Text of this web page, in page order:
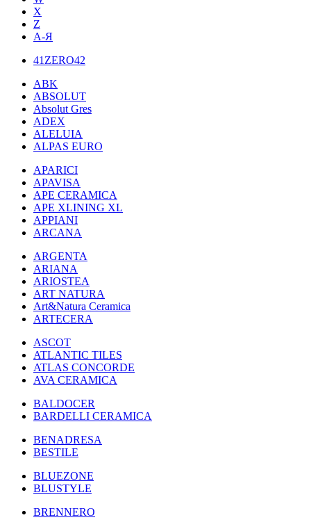
X
Z
А-Я
41ZERO42
ABK
ABSOLUT
Absolut Gres
ADEX
ALELUIA
ALPAS EURO
APARICI
APAVISA
APE CERAMICA
APE XLINING XL
APPIANI
ARCANA
ARGENTA
ARIANA
ARIOSTEA
ART NATURA
Art&Natura Ceramica
ARTECERA
ASCOT
ATLANTIC TILES
ATLAS CONCORDE
AVA CERAMICA
BALDOCER
BARDELLI CERAMICA
BENADRESA
BESTILE
BLUEZONE
BLUSTYLE
BRENNERO